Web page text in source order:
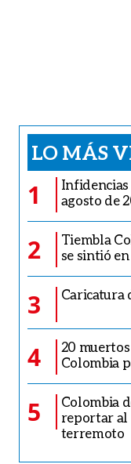
LO MÁS
1
agosto de
2
Tiembla
se sintió
3 Caricatura
4
20
Colombia
5
Colombia
reportar al
terremoto